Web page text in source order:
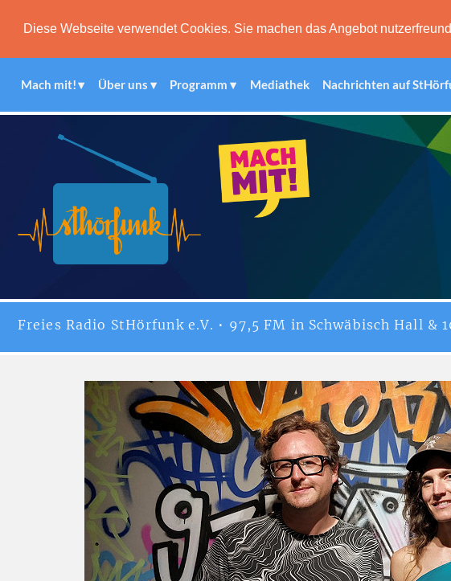
Diese Webseite verwendet Cookies. Sie machen das Angebot
Mach mit! Über uns Programm Mediathek Nachrichten auf
Freies Radio StHörfunke.V. • 97,5 FM in Schwäbisch Hall &